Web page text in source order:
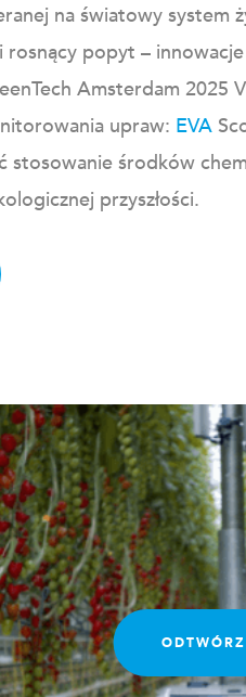
na światowy system
rosnący popyt –
Amsterdam 2025
upraw: EVA
stosowanie środków
przyszłości.